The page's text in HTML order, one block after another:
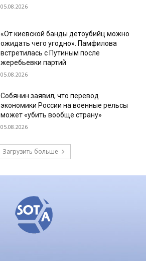
05.08.2026
«От киевской банды детоубийц можно
ожидать чего угодно». Памфилова
встретилась с Путиным после
жеребьевки партий
05.08.2026
Собянин заявил, что перевод
экономики России на военные рельсы
может «убить вообще страну»
05.08.2026
Загрузить больше